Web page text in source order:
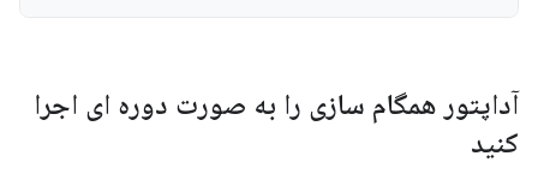
آداپتور همگام سازی را به صورت دوره ای اجرا
کنید